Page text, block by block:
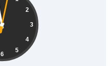
2
3
4
5
6